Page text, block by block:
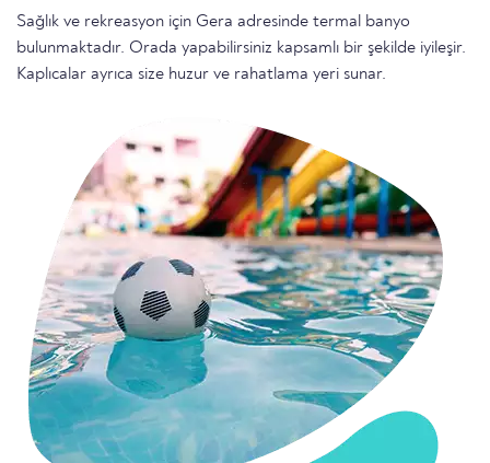
Sağlık ve rekreasyon için Gera adresinde termal banyo
bulunmaktadır. Orada yapabilirsiniz kapsamlı bir şekilde iyileşir.
Kaplıcalar ayrıca size huzur ve rahatlama yeri sunar.